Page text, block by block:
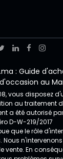
: Guide
au
vous disposez
au traitement
a été autorisé
D-W-219/2017
que le rôle
Nous
En